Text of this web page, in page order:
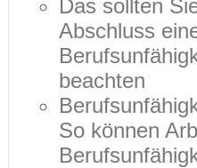
Das sollten
Abschluss
beachten
So können